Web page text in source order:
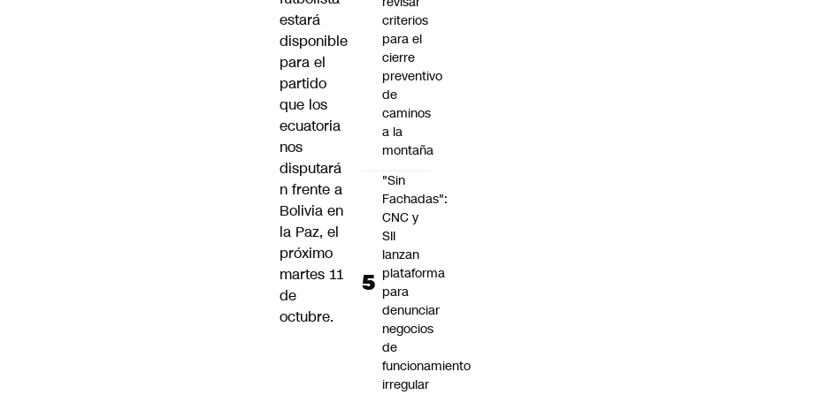
estará
disponible
para el
partido
que los
ecuatoria
nos
disputará
n frente a
Bolivia en
la Paz, el
próximo
martes 11
de
octubre.
criterios
para el
cierre
preventivo
de
caminos
a la
montaña
"Sin
Fachadas":
CNC y
SII
lanzan
plataforma
para
denunciar
negocios
de
funcionamiento
irregular